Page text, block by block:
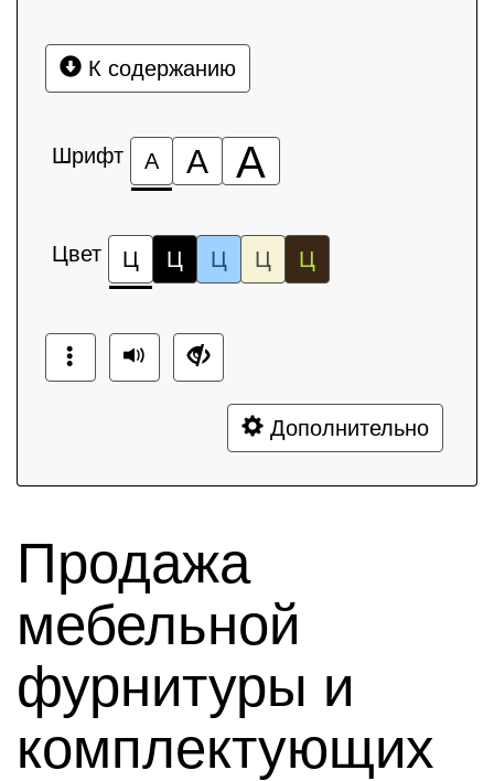
К содержанию
Шрифт А А А
Цвет Ц Ц Ц Ц Ц
Дополнительно
Продажа
мебельной
фурнитуры и
комплектующиx